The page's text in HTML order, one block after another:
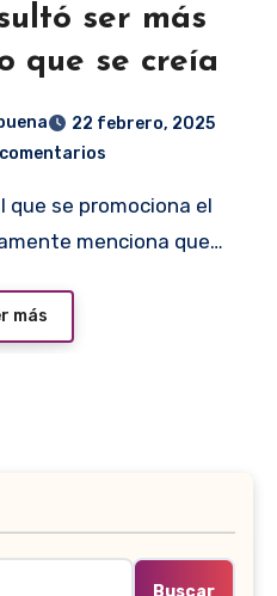
ser más
que se creía
22 febrero, 2025
menciona que…
más
Buscar